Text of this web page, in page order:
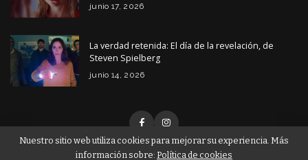
junio 17, 2026
La verdad retenida: El día de la revelación, de
Steven Spielberg
junio 14, 2026
Nuestro sitio web utiliza cookies para mejorar su experiencia. Más
información sobre: Política de cookies